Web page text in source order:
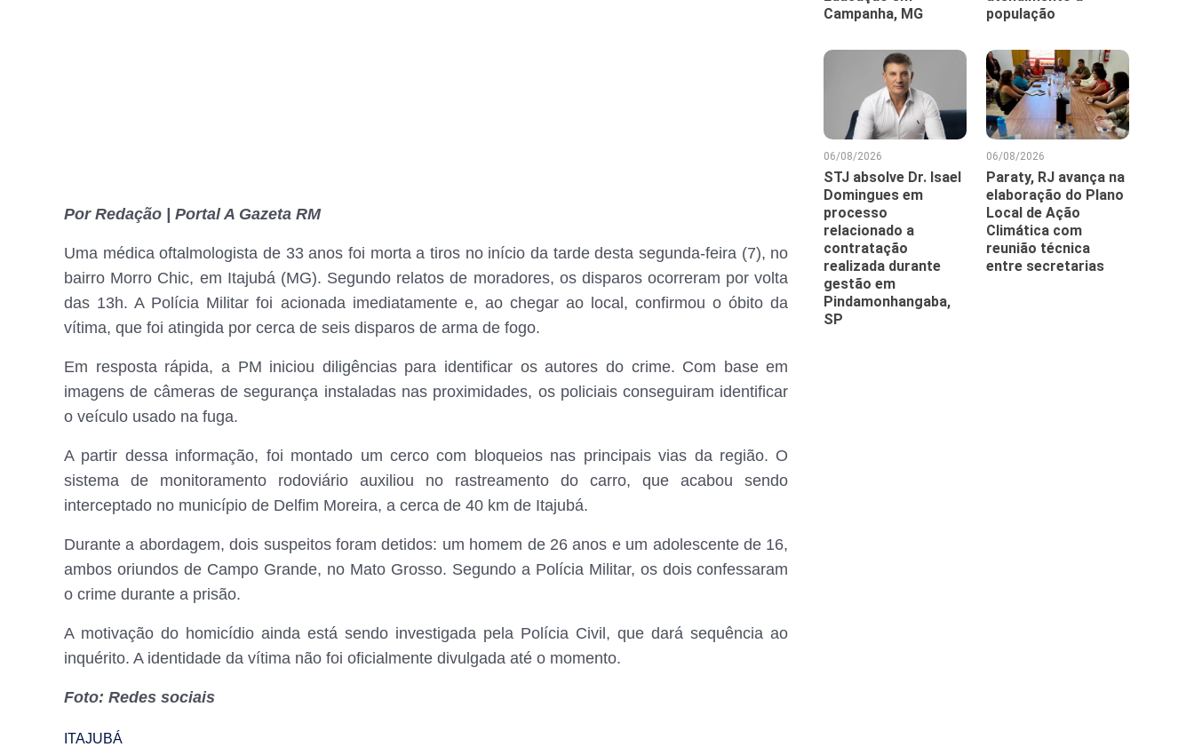
Por Redação | Portal A Gazeta RM
Uma médica oftalmologista de 33 anos foi morta a tiros no início da tarde desta segunda-feira (7), no
bairro Morro Chic, em Itajubá (MG). Segundo relatos de moradores, os disparos ocorreram por volta
das 13h. A Polícia Militar foi acionada imediatamente e, ao chegar ao local, confirmou o óbito da
vítima, que foi atingida por cerca de seis disparos de arma de fogo.
Em resposta rápida, a PM iniciou diligências para identificar os autores do crime. Com base em
imagens de câmeras de segurança instaladas nas proximidades, os policiais conseguiram identificar
o veículo usado na fuga.
A partir dessa informação, foi montado um cerco com bloqueios nas principais vias da região. O
sistema de monitoramento rodoviário auxiliou no rastreamento do carro, que acabou sendo
interceptado no município de Delfim Moreira, a cerca de 40 km de Itajubá.
Durante a abordagem, dois suspeitos foram detidos: um homem de 26 anos e um adolescente de 16,
ambos oriundos de Campo Grande, no Mato Grosso. Segundo a Polícia Militar, os dois confessaram
o crime durante a prisão.
A motivação do homicídio ainda está sendo investigada pela Polícia Civil, que dará sequência ao
inquérito. A identidade da vítima não foi oficialmente divulgada até o momento.
Foto: Redes sociais
ITAJUBÁ
Campanha, MG
população
06/08/2026
STJ absolve Dr. Isael
Domingues em
processo
relacionado a
contratação
realizada durante
gestão em
Pindamonhangaba,
SP
06/08/2026
Paraty, RJ avança na
elaboração do Plano
Local de Ação
Climática com
reunião técnica
entre secretarias